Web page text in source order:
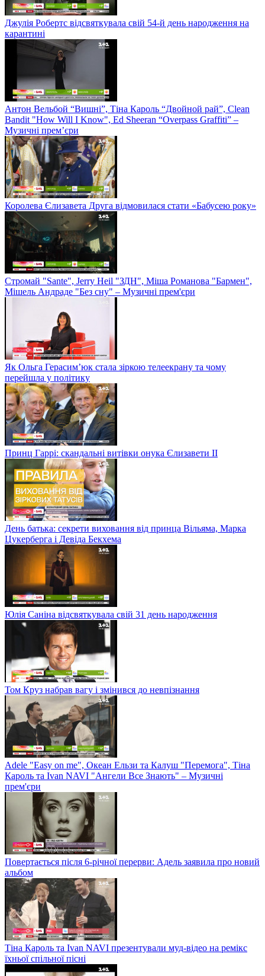
Джулія Робертс відсвяткувала свій 54-й день народження на
карантині
Антон Вельбой “Вишні”, Тіна Кароль “Двойной рай”, Clean
Bandit "How Will I Know", Ed Sheeran “Overpass Graffiti” –
Музичні прем’єри
Королева Єлизавета Друга відмовилася стати «Бабусею року»
Стромай "Sante", Jerry Heil "ЗДН", Міша Романова "Бармен",
Мішель Андраде "Без сну" – Музичні прем'єри
Як Ольга Герасим’юк стала зіркою телеекрану та чому
перейшла у політику
Принц Гаррі: скандальні витівки онука Єлизавети II
День батька: секрети виховання від принца Вільяма, Марка
Цукерберга і Девіда Бекхема
Юлія Саніна відсвяткувала свій 31 день народження
Том Круз набрав вагу і змінився до невпізнання
Adele "Easy on me", Океан Ельзи та Калуш "Перемога", Тіна
Кароль та Ivan NAVI "Ангели Все Знають" – Музичні
прем'єри
Повертається після 6-річної перерви: Адель заявила про новий
альбом
Тіна Кароль та Ivan NAVI презентували муд-відео на ремікс
їхньої спільної пісні